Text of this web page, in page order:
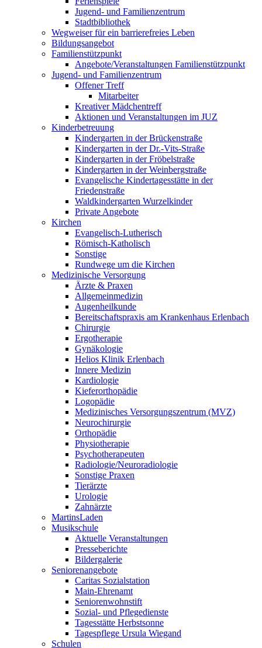
Jugend- und Familienzentrum
Stadtbibliothek
Wegweiser für ein barrierefreies Leben
Bildungsangebot
Familienstützpunkt
Angebote/Veranstaltungen Familienstützpunkt
Jugend- und Familienzentrum
Offener Treff
Mitarbeiter
Kreativer Mädchentreff
Aktionen und Veranstaltungen im JUZ
Kinderbetreuung
Kindergarten in der Brückenstraße
Kindergarten in der Dr.-Vits-Straße
Kindergarten in der Fröbelstraße
Kindergarten in der Weinbergstraße
Evangelische Kindertagesstätte in der
Friedenstraße
Waldkindergarten Wurzelkinder
Private Angebote
Kirchen
Evangelisch-Lutherisch
Römisch-Katholisch
Sonstige
Rundwege um die Kirchen
Medizinische Versorgung
Ärzte & Praxen
Allgemeinmedizin
Augenheilkunde
Bereitschaftspraxis am Krankenhaus Erlenbach
Chirurgie
Ergotherapie
Gynäkologie
Helios Klinik Erlenbach
Innere Medizin
Kardiologie
Kieferorthopädie
Logopädie
Medizinisches Versorgungszentrum (MVZ)
Neurochirurgie
Orthopädie
Physiotherapie
Psychotherapeuten
Radiologie/Neuroradiologie
Sonstige Praxen
Tierärzte
Urologie
Zahnärzte
MartinsLaden
Musikschule
Aktuelle Veranstaltungen
Presseberichte
Bildergalerie
Seniorenangebote
Caritas Sozialstation
Main-Ehrenamt
Seniorenwohnstift
Sozial- und Pflegedienste
Tagesstätte Herbstsonne
Tagespflege Ursula Wiegand
Schulen